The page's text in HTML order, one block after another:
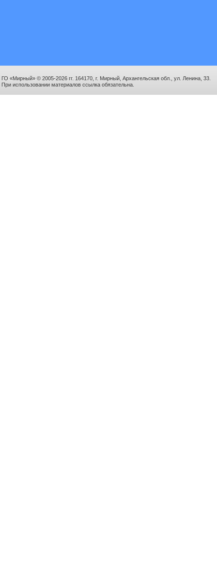
ГО «Мирный» © 2005-2026 гг. 164170, г. Мирный, Архангельская обл., ул. Ленина, 33.
При использовании материалов ссылка обязательна.